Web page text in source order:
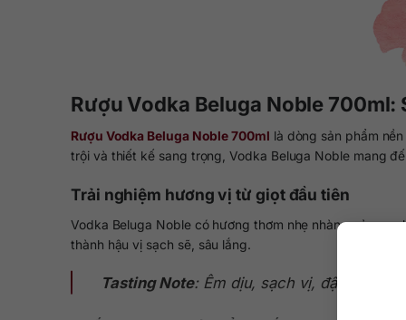
Rượu Vodka Beluga Noble
Rượu Vodka Beluga Noble 700ml là dòng sản phẩm
trội và thiết kế sang trọng, Vodka Beluga Noble mang
Trải nghiệm hương vị từ giọt đầu tiên
Vodka Beluga Noble có hương thơm nhẹ nhàng của
thành hậu vị sạch sẽ, sâu lắng.
Tasting Note: Êm dịu, sạch vị, đậm hậu